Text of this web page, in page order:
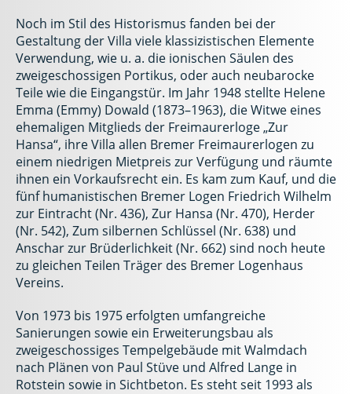
Noch im Stil des Historismus fanden bei der
Gestaltung der Villa viele klassizistischen Elemente
Verwendung, wie u. a. die ionischen Säulen des
zweigeschossigen Portikus, oder auch neubarocke
Teile wie die Eingangstür. Im Jahr 1948 stellte Helene
Emma (Emmy) Dowald (1873–1963), die Witwe eines
ehemaligen Mitglieds der Freimaurerloge „Zur
Hansa“, ihre Villa allen Bremer Freimaurerlogen zu
einem niedrigen Mietpreis zur Verfügung und räumte
ihnen ein Vorkaufsrecht ein. Es kam zum Kauf, und die
fünf humanistischen Bremer Logen Friedrich Wilhelm
zur Eintracht (Nr. 436), Zur Hansa (Nr. 470), Herder
(Nr. 542), Zum silbernen Schlüssel (Nr. 638) und
Anschar zur Brüderlichkeit (Nr. 662) sind noch heute
zu gleichen Teilen Träger des Bremer Logenhaus
Vereins.
Von 1973 bis 1975 erfolgten umfangreiche
Sanierungen sowie ein Erweiterungsbau als
zweigeschossiges Tempelgebäude mit Walmdach
nach Plänen von Paul Stüve und Alfred Lange in
Rotstein sowie in Sichtbeton. Es steht seit 1993 als